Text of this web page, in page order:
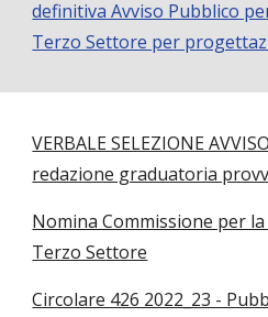
definitiva Avviso Pubblico
Terzo Settore per
VERBALE SELEZIONE
redazione graduatoria
Nomina Commissione per
Terzo Settore
Circolare 426 2022_23 -